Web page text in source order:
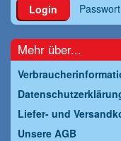
Login
Mehr über...
Liefer- und
Unsere AGB